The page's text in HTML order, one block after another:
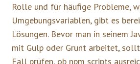
Rolle und für häufige Probleme,
Umgebungsvariablen, gibt es
Lösungen. Bevor man in seinem
mit Gulp oder Grunt arbeitet,
Fall prüfen, ob npm scripts